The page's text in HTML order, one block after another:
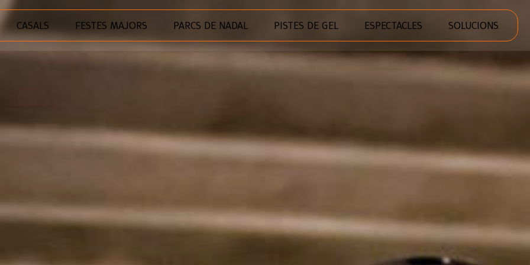
CASALS FESTES MAJORS PARCS DE NADAL PISTES DE GEL ESPECTACLES SOLUCIONS